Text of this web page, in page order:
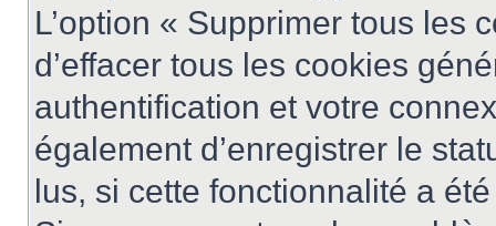
L’option « Supprimer tous les
d’effacer tous les cookies
authentification et votre
également d’enregistrer le
lus, si cette fonctionnalité a